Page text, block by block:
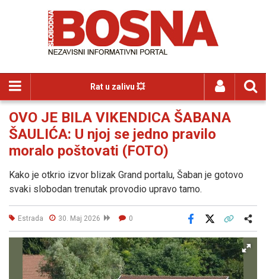
Rat u zalivu 💥
OVO JE BILA VIKENDICA ŠABANA
ŠAULIĆA: U njoj se jedno pravilo
moralo poštovati (FOTO)
Kako je otkrio izvor blizak Grand portalu, Šaban je gotovo
svaki slobodan trenutak provodio upravo tamo.
Estrada 30. Maj 2026 0
Facebook